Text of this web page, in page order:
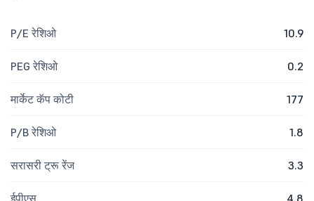
P/E रेशिओ 10.9
PEG रेशिओ 0.2
मार्केट कॅप कोटी 177
P/B रेशिओ 1.8
सरासरी ट्रू रेंज 3.3
ईपीएस 4.8